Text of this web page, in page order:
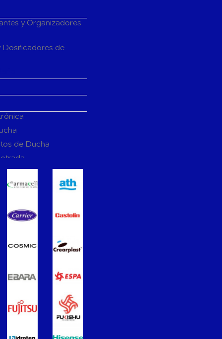
y Organizadores
de
de Ducha